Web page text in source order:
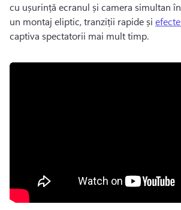
cu ușurință ecranul și camera simultan
un montaj eliptic, tranziții rapide și
captiva spectatorii mai mult timp.